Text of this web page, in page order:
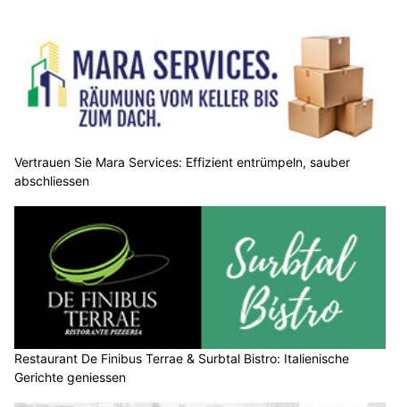
Vertrauen Sie Mara Services: Effizient entrümpeln, sauber
abschliessen
Restaurant De Finibus Terrae & Surbtal Bistro: Italienische
Gerichte geniessen